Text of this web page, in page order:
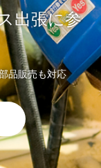
出張に参
品販売も対応